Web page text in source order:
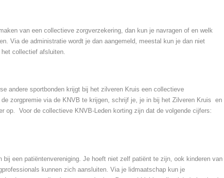
van een collectieve zorgverzekering, dan kun je navragen of en welk
Via de administratie wordt je dan aangemeld, meestal kun je dan niet
collectief afsluiten.
andere sportbonden krijgt bij het zilveren Kruis een collectieve
zorgpremie via de KNVB te krijgen, schrijf je, je in bij het Zilveren Kruis en
op. Voor de collectieve KNVB-Leden korting zijn dat de volgende cijfers:
bij een patiëntenvereniging. Je hoeft niet zelf patiënt te zijn, ook kinderen van
kunnen zich aansluiten. Via je lidmaatschap kun je